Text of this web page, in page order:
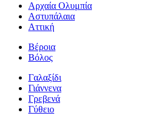
Αρχαία Ολυμπία
Αστυπάλαια
Αττική
Βέροια
Βόλος
Γαλαξίδι
Γιάννενα
Γρεβενά
Γύθειο